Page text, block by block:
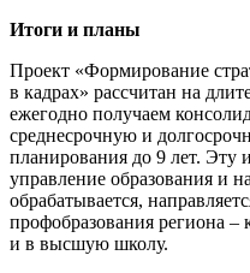
Итоги и планы
Проект «Формирование
в кадрах» рассчитан на
ежегодно получаем
среднесрочную и
планирования до 9 лет.
управление образования и
обрабатывается,
профобразования региона –
и в высшую школу.